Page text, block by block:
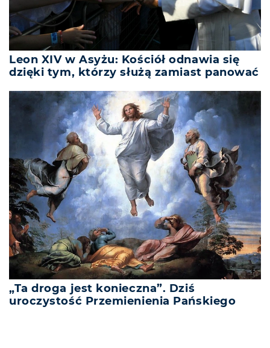
Leon XIV w Asyżu: Kościół odnawia się
dzięki tym, którzy służą zamiast panować
„Ta droga jest konieczna”. Dziś
uroczystość Przemienienia Pańskiego